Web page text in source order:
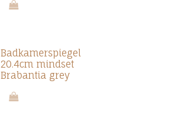
Badkamerspiegel
20.4cm mindset
Brabantia grey